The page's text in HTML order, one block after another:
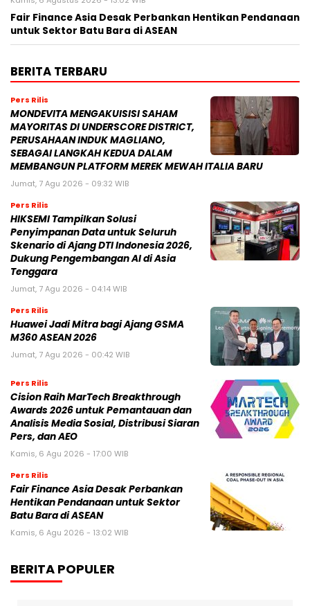
Fair Finance Asia Desak Perbankan Hentikan Pendanaan
untuk Sektor Batu Bara di ASEAN
BERITA TERBARU
Pers Rilis
MONDEVITA MENGAKUISISI SAHAM
MAYORITAS DI UNDERSCORE DISTRICT,
PERUSAHAAN INDUK MAGLIANO,
SEBAGAI LANGKAH KEDUA DALAM
MEMBANGUN PLATFORM MEREK MEWAH ITALIA BARU
Jumat, 7 Agu 2026 - 09:32 WIB
Pers Rilis
HIKSEMI Tampilkan Solusi
Penyimpanan Data untuk Seluruh
Skenario di Ajang DTI Indonesia 2026,
Dukung Pengembangan AI di Asia
Tenggara
Jumat, 7 Agu 2026 - 04:14 WIB
Pers Rilis
Huawei Jadi Mitra bagi Ajang GSMA
M360 ASEAN 2026
Jumat, 7 Agu 2026 - 00:42 WIB
Pers Rilis
Cision Raih MarTech Breakthrough
Awards 2026 untuk Pemantauan dan
Analisis Media Sosial, Distribusi Siaran
Pers, dan AEO
Kamis, 6 Agu 2026 - 17:00 WIB
Pers Rilis
Fair Finance Asia Desak Perbankan
Hentikan Pendanaan untuk Sektor
Batu Bara di ASEAN
Kamis, 6 Agu 2026 - 13:02 WIB
BERITA POPULER